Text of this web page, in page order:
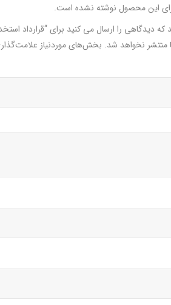
این محصول نوشته نشده است.
که دیدگاهی را ارسال می کنید برای “قرارداد
منتشر نخواهد شد. بخش‌های موردنیاز